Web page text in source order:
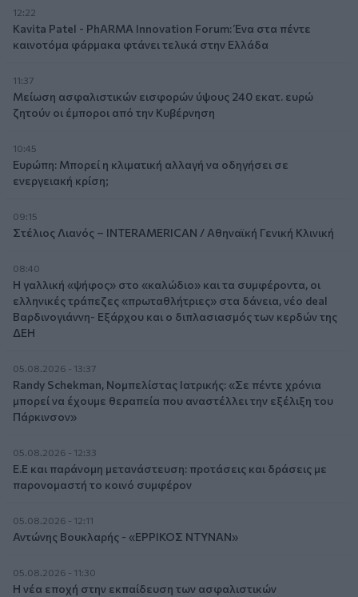
12:22
Kavita Patel - PhARMA Innovation Forum: Ένα στα πέντε
καινοτόμα φάρμακα φτάνει τελικά στην Ελλάδα
11:37
Μείωση ασφαλιστικών εισφορών ύψους 240 εκατ. ευρώ
ζητούν οι έμποροι από την Κυβέρνηση
10:45
Ευρώπη: Μπορεί η κλιματική αλλαγή να οδηγήσει σε
ενεργειακή κρίση;
09:15
Στέλιος Λιανός – INTERAMERICAN / Αθηναϊκή Γενική Κλινική
08:40
Η γαλλική «ψήφος» στο «καλώδιο» και τα συμφέροντα, οι
ελληνικές τράπεζες «πρωταθλήτριες» στα δάνεια, νέο deal
Βαρδινογιάννη- Εξάρχου και ο διπλασιασμός των κερδών της
ΔΕΗ
05.08.2026 - 13:37
Randy Schekman, Νομπελίστας Ιατρικής: «Σε πέντε χρόνια
μπορεί να έχουμε θεραπεία που αναστέλλει την εξέλιξη του
Πάρκινσον»
05.08.2026 - 12:33
Ε.Ε και παράνομη μετανάστευση: προτάσεις και δράσεις με
παρονομαστή το κοινό συμφέρον
05.08.2026 - 12:11
Αντώνης Βουκλαρής - «ΕΡΡΙΚΟΣ ΝΤΥΝΑΝ»
05.08.2026 - 11:30
Η νέα εποχή στην εκπαίδευση των ασφαλιστικών